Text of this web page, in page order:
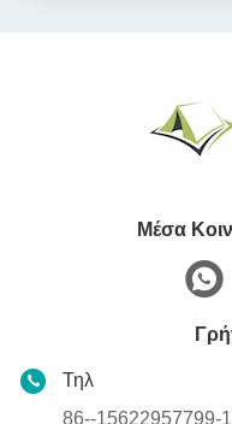
Μέσα
Τηλ
86--15622957799-